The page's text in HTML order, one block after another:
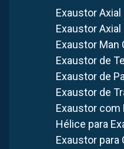
Exaustor Axial
Exaustor
Exaustor Man
Exaustor de
Exaustor de
Exaustor de
Exaustor com
Hélice para
Exaustor para
Curitiba
Atendemos Curitiba com
Itaquaquecetuba (SP).
soluções em ventilação
WhatsApp
Quero Filtro de Manga